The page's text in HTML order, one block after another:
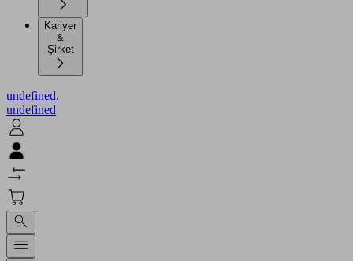
Kariyer
&
Şirket
undefined.
undefined